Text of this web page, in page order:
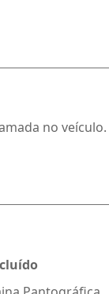
no veículo.